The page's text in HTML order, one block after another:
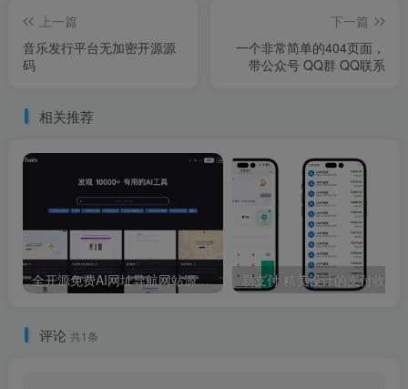
上一篇
音乐发行平台无加密开源源
码
下一篇
一个非常简单的404页面，
带公众号 QQ群 QQ联系
相关推荐
全开源免费AI网址导航网站源码 AigoTools
评论 共1条